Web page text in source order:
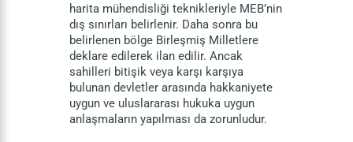
harita mühendisliği teknikleriyle MEB’nin
dış sınırları belirlenir. Daha sonra bu
belirlenen bölge Birleşmiş Milletlere
deklare edilerek ilan edilir. Ancak
sahilleri bitişik veya karşı karşıya
bulunan devletler arasında hakkaniyete
uygun ve uluslararası hukuka uygun
anlaşmaların yapılması da zorunludur.